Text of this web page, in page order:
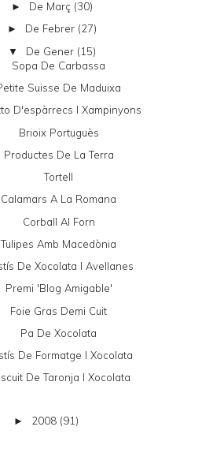
► De Març (30)
► De Febrer (27)
▼ De Gener (15)
Sopa De Carbassa
Suisse De Maduixa
D'espàrrecs I Xampinyons
Brioix Portuguès
Productes De La Terra
Tortell
Calamars A La Romana
Corball Al Forn
Tulipes Amb Macedònia
De Xocolata I Avellanes
Premi 'Blog Amigable'
Foie Gras Demi Cuit
Pa De Xocolata
De Formatge I Xocolata
De Taronja I Xocolata
► 2008 (91)